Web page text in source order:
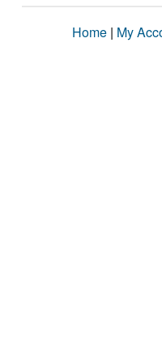
Home | My